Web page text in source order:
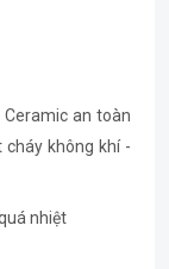
Ceramic an toàn
không khí -
nhiệt